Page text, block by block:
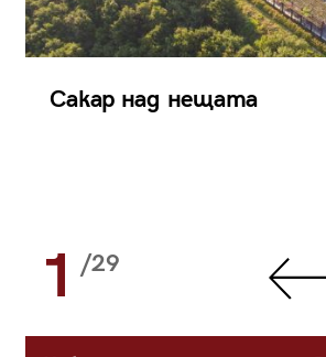
Сакар над нещата
1 /29